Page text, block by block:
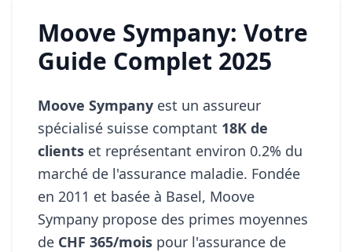
Moove Sympany: Votre
Guide Complet 2025
Moove Sympany est un assureur
spécialisé suisse comptant 18K de
clients et représentant environ 0.2% du
marché de l'assurance maladie. Fondée
en 2011 et basée à Basel, Moove
Sympany propose des primes moyennes
de CHF 365/mois pour l'assurance de